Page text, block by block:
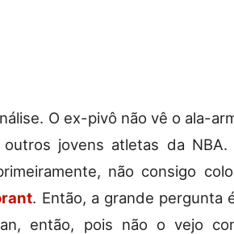
O ex-pivô não vê o ala-
jovens atletas da NBA.
não consigo
. Então, a grande pergunta
então, pois não o vejo